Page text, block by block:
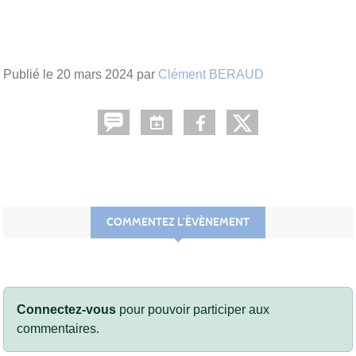
Publié le 20 mars 2024 par Clément BERAUD
COMMENTEZ L’ÉVÈNEMENT
Connectez-vous pour pouvoir participer aux
commentaires.